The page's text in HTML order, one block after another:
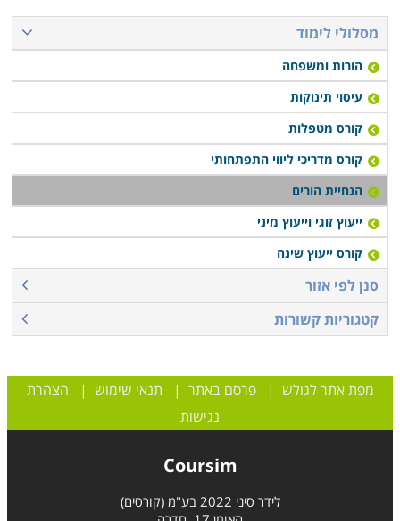
מסלולי לימוד
הורות ומשפחה
עיסוי תינוקות
קורס מטפלות
קורס מדריכי ליווי התפתחותי
הנחיית הורים
ייעוץ זוגי וייעוץ מיני
קורס ייעוץ שינה
סנן לפי אזור
קטגוריות קשורות
מפת אתר לגולש |פרסם באתר | תנאי שימוש | הצהרת
נגישות
Coursim
לידר סיני 2022 בע"מ (קורסים)